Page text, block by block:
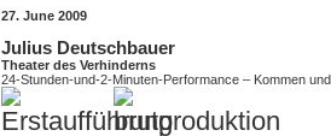
27. June 2009
Julius Deutschbauer
Theater des Verhinderns
24-Stunden-und-2-Minuten-Performance – Kommen